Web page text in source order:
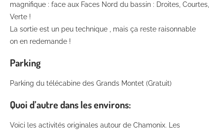
magnifique : face aux Faces Nord du bassin : Droites, Courtes,
Verte !
La sortie est un peu technique , mais ça reste raisonnable
on en redemande !
Parking
Parking du télécabine des Grands Montet (Gratuit)
Quoi d’autre dans les environs:
Voici les activités originales autour de Chamonix. Les